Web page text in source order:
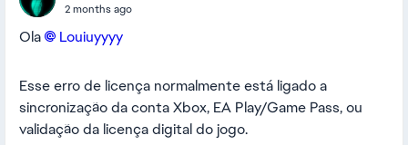
2 months ago
Ola Louiuyyyy​
Esse erro de licença normalmente está ligado a
sincronização da conta Xbox, EA Play/Game Pass, ou
validação da licença digital do jogo.